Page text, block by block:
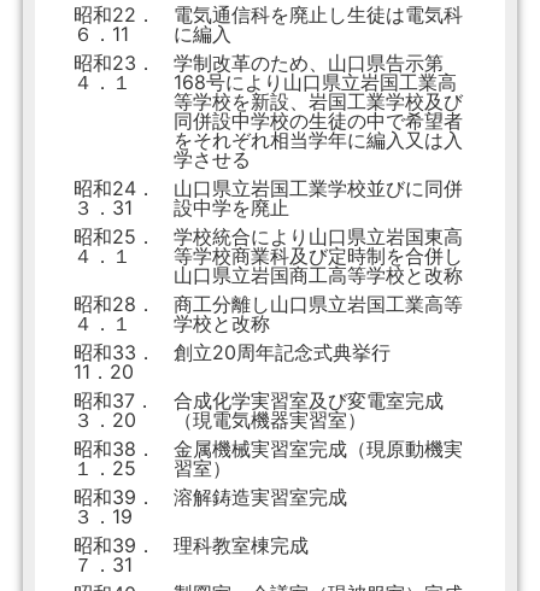
昭和22．
６．11
電気通信科を廃止し生徒は電気科
に編入
昭和23．
４．１
学制改革のため、山口県告示第
168号により山口県立岩国工業高
等学校を新設、岩国工業学校及び
同併設中学校の生徒の中で希望者
をそれぞれ相当学年に編入又は入
学させる
昭和24．
３．31
山口県立岩国工業学校並びに同併
設中学を廃止
昭和25．
４．１
学校統合により山口県立岩国東高
等学校商業科及び定時制を合併し
山口県立岩国商工高等学校と改称
昭和28．
４．１
商工分離し山口県立岩国工業高等
学校と改称
昭和33．
11．20
創立20周年記念式典挙行
昭和37．
３．20
合成化学実習室及び変電室完成
（現電気機器実習室）
昭和38．
１．25
金属機械実習室完成（現原動機実
習室）
昭和39．
３．19
溶解鋳造実習室完成
昭和39．
７．31
理科教室棟完成